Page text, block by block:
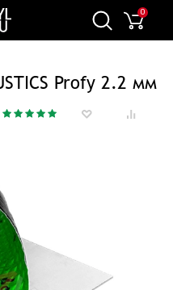
0
Profy 2.2 мм